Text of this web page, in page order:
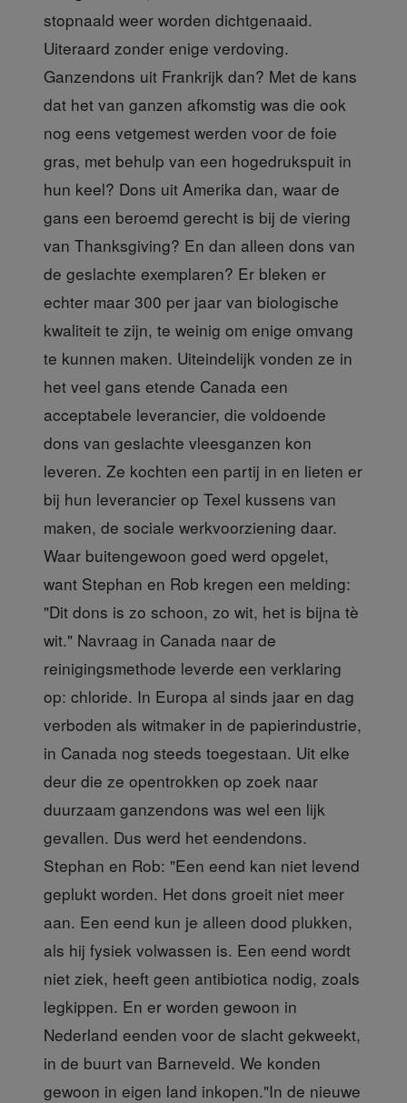
stopnaald weer worden dichtgenaaid.
Uiteraard zonder enige verdoving.
Ganzendons uit Frankrijk dan? Met de kans
dat het van ganzen afkomstig was die ook
nog eens vetgemest werden voor de foie
gras, met behulp van een hogedrukspuit in
hun keel? Dons uit Amerika dan, waar de
gans een beroemd gerecht is bij de viering
van Thanksgiving? En dan alleen dons van
de geslachte exemplaren? Er bleken er
echter maar 300 per jaar van biologische
kwaliteit te zijn, te weinig om enige omvang
te kunnen maken. Uiteindelijk vonden ze in
het veel gans etende Canada een
acceptabele leverancier, die voldoende
dons van geslachte vleesganzen kon
leveren. Ze kochten een partij in en lieten er
bij hun leverancier op Texel kussens van
maken, de sociale werkvoorziening daar.
Waar buitengewoon goed werd opgelet,
want Stephan en Rob kregen een melding:
"Dit dons is zo schoon, zo wit, het is bijna tè
wit." Navraag in Canada naar de
reinigingsmethode leverde een verklaring
op: chloride. In Europa al sinds jaar en dag
verboden als witmaker in de papierindustrie,
in Canada nog steeds toegestaan. Uit elke
deur die ze opentrokken op zoek naar
duurzaam ganzendons was wel een lijk
gevallen. Dus werd het eendendons.
Stephan en Rob: "Een eend kan niet levend
geplukt worden. Het dons groeit niet meer
aan. Een eend kun je alleen dood plukken,
als hij fysiek volwassen is. Een eend wordt
niet ziek, heeft geen antibiotica nodig, zoals
legkippen. En er worden gewoon in
Nederland eenden voor de slacht gekweekt,
in de buurt van Barneveld. We konden
gewoon in eigen land inkopen."In de nieuwe